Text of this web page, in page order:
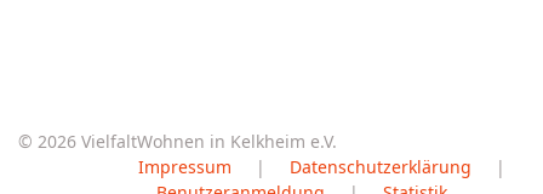
© 2026 VielfaltWohnen in Kelkheim e.V.
Impressum | Datenschutzerklärung |